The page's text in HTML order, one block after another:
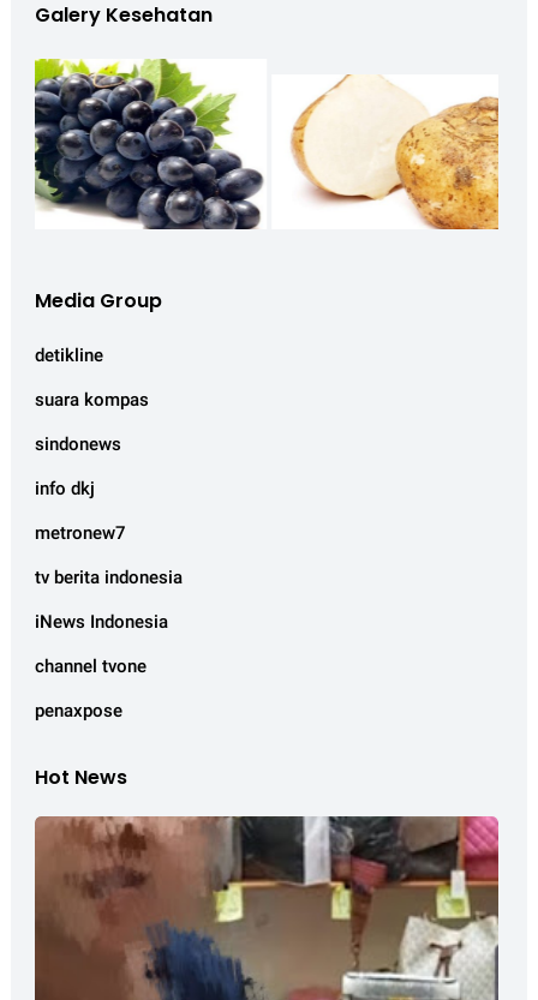
Galery Kesehatan
Media Group
detikline
suara kompas
sindonews
info dkj
metronew7
tv berita indonesia
iNews Indonesia
channel tvone
penaxpose
Hot News